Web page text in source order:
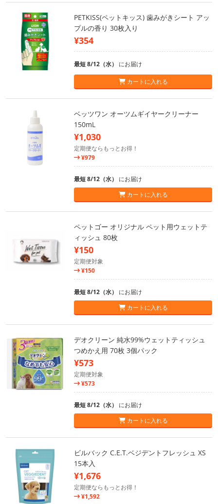
PETKISS(ペットキッス) 歯みがきシート アッ
プルの香り 30枚入り
¥354
最短 8/12（水） にお届け
カートに入れる
ベッツワン オーツムギイヤークリーナー
150mL
¥1,030
定期便ならもっとお得！
¥979
最短 8/12（水） にお届け
カートに入れる
ペットゴー オリジナル ペット用ウェットテ
ィッシュ 80枚
¥150
定期便対象
¥150
最短 8/12（水） にお届け
カートに入れる
デオクリーン 純水99%ウェットティッシュ
つめかえ用 70枚 3個パック
¥573
定期便対象
¥573
最短 8/12（水） にお届け
カートに入れる
ビルバック C.E.T.ベジデントフレッシュ XS
15本入
¥1,676
定期便ならもっとお得！
¥1,592